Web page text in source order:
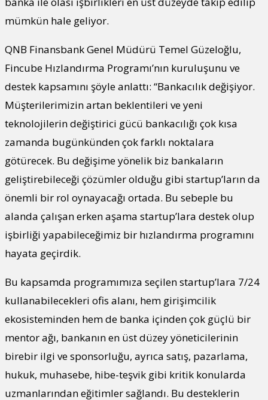
mümkün hale geliyor.
QNB Finansbank Genel Müdürü Temel Güzeloğlu,
Fincube Hızlandırma Programı’nın kuruluşunu ve
destek kapsamını şöyle anlattı: “Bankacılık değişiyor.
Müşterilerimizin artan beklentileri ve yeni
teknolojilerin değiştirici gücü bankacılığı çok kısa
zamanda bugünkünden çok farklı noktalara
götürecek. Bu değişime yönelik biz bankaların
geliştirebileceği çözümler olduğu gibi startup’ların da
önemli bir rol oynayacağı ortada. Bu sebeple bu
alanda çalışan erken aşama startup’lara destek olup
işbirliği yapabileceğimiz bir hızlandırma programını
hayata geçirdik.
Bu kapsamda programımıza seçilen startup’lara 7/24
kullanabilecekleri ofis alanı, hem girişimcilik
ekosisteminden hem de banka içinden çok güçlü bir
mentor ağı, bankanın en üst düzey yöneticilerinin
birebir ilgi ve sponsorluğu, ayrıca satış, pazarlama,
hukuk, muhasebe, hibe-teşvik gibi kritik konularda
uzmanlarından eğitimler sağlandı. Bu desteklerin